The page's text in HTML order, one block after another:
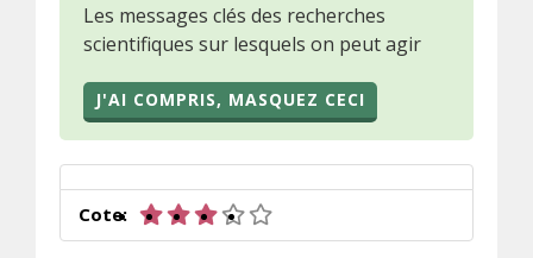
Les messages clés des recherches
scientifiques sur lesquels on peut agir
J'AI COMPRIS, MASQUEZ CECI
Cote: